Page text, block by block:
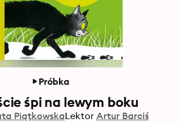
Próbka
śpi na lewym boku
PiątkowskaLektor Artur Barciś